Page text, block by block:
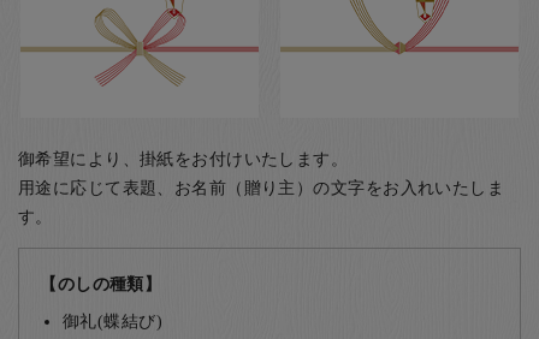
御希望により、掛紙をお付けいたします。
用途に応じて表題、お名前（贈り主）の文字をお入れいたしま
す。
【のしの種類】
御礼(蝶結び)